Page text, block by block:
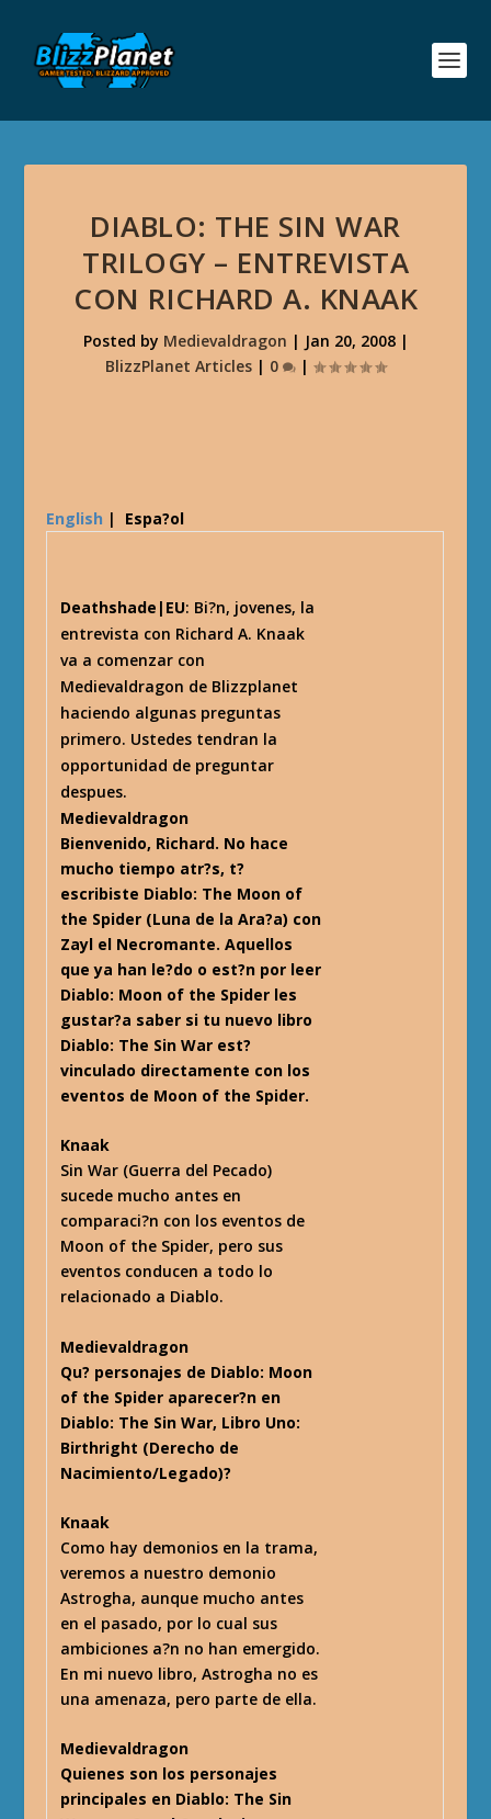
DIABLO: THE SIN WAR
TRILOGY – ENTREVISTA
CON RICHARD A. KNAAK
Posted by Medievaldragon | Jan 20, 2008|
BlizzPlanet Articles | 0 |
English | Espa?ol
Deathshade|EU: Bi?n, jovenes, la
entrevista con Richard A. Knaak
va a comenzar con
Medievaldragon de Blizzplanet
haciendo algunas preguntas
primero. Ustedes tendran la
opportunidad de preguntar
despues.
Medievaldragon
Bienvenido, Richard. No hace
mucho tiempo atr?s, t?
escribiste Diablo: The Moon of
the Spider (Luna de la Ara?a) con
Zayl el Necromante. Aquellos
que ya han le?do o est?n por leer
Diablo: Moon of the Spider les
gustar?a saber si tu nuevo libro
Diablo: The Sin War est?
vinculado directamente con los
eventos de Moon of the Spider.
Knaak
Sin War (Guerra del Pecado)
sucede mucho antes en
comparaci?n con los eventos de
Moon of the Spider, pero sus
eventos conducen a todo lo
relacionado a Diablo.
Medievaldragon
Qu? personajes de Diablo: Moon
of the Spider aparecer?n en
Diablo: The Sin War, Libro Uno:
Birthright (Derecho de
Nacimiento/Legado)?
Knaak
Como hay demonios en la trama,
veremos a nuestro demonio
Astrogha, aunque mucho antes
en el pasado, por lo cual sus
ambiciones a?n no han emergido.
En mi nuevo libro, Astrogha no es
una amenaza, pero parte de ella.
Medievaldragon
Quienes son los personajes
principales en Diablo: The Sin